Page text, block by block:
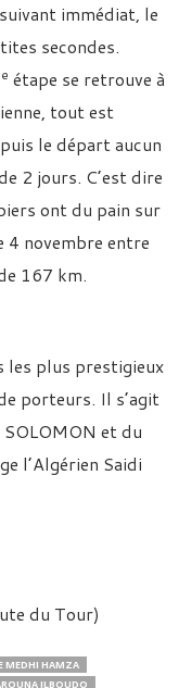
immédiat, le
secondes.
e étape se retrouve à
tout est
le départ aucun
2 jours. C’est dire
ont du pain sur
4 novembre entre
167 km.
les plus prestigieux
porteurs. Il s’agit
et du
l’Algérien Saidi
du Tour)
MEDHI HAMZA
ILBOUDO